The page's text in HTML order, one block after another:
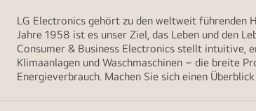
LG Electronics gehört zu den weltweit führenden
Jahre 1958 ist es unser Ziel, das Leben und den
Consumer & Business Electronics stellt intuitive,
Klimaanlagen und Waschmaschinen – die breite
Energieverbrauch. Machen Sie sich einen